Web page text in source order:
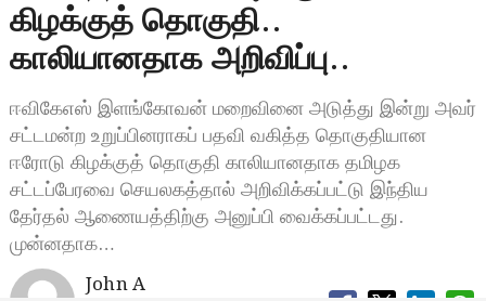
கிழக்குத் தொகுதி..
காலியானதாக அறிவிப்பு..
ஈவிகேஎஸ் இளங்கோவன் மறைவினை அடுத்து இன்று அவர்
சட்டமன்ற உறுப்பினராகப் பதவி வகித்த தொகுதியான
ஈரோடு கிழக்குத் தொகுதி காலியானதாக தமிழக
சட்டப்பேரவை செயலகத்தால் அறிவிக்கப்பட்டு இந்திய
தேர்தல் ஆணையத்திற்கு அனுப்பி வைக்கப்பட்டது.
முன்னதாக…
John A